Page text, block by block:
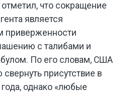
отметил, что сокращение
является
приверженности
с талибами и
По его словам, США
присутствие в
однако «любые